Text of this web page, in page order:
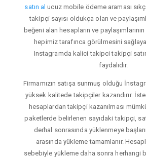
satın al ucuz mobile ödeme araması
takipçi sayısı oldukça olan ve
beğeni alan hesapların ve
hepimiz tarafınca görülmesini
Instagramda kalici takipci takipçi
faydalıdır.
Firmamızın satışa sunmuş olduğu
yüksek kalitede takipçiler kazandırır.
hesaplardan takipçi kazanılması
paketlerde belirlenen sayıdaki takipçi,
derhal sonrasında yüklenmeye
arasında yükleme tamamlanır.
sebebiyle yükleme daha sonra herhangi